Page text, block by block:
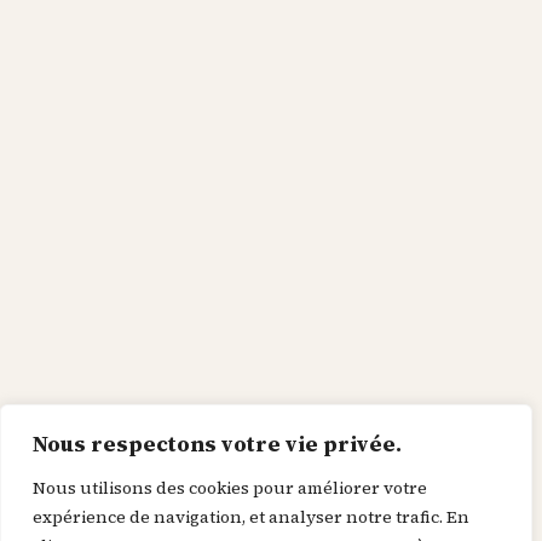
Nous respectons votre vie privée.
Nous utilisons des cookies pour améliorer votre
expérience de navigation, et analyser notre trafic. En